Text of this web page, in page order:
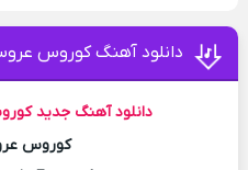
دانلود آهنگ کوروس
دانلود آهنگ جدید
کوروس